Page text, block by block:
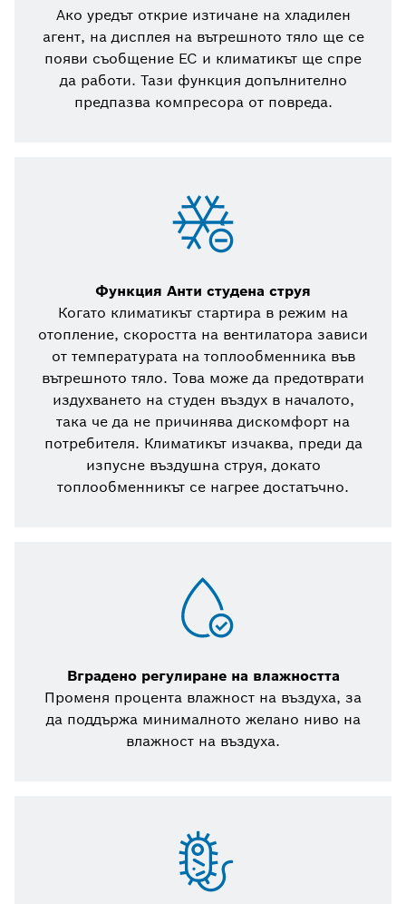
Ако уредът открие изтичане на хладилен
агент, на дисплея на вътрешното тяло ще се
появи съобщение EC и климатикът ще спре
да работи. Тази функция допълнително
предпазва компресора от повреда.
Функция Анти студена струя
Когато климатикът стартира в режим на
отопление, скоростта на вентилатора зависи
от температурата на топлообменника във
вътрешното тяло. Това може да предотврати
издухването на студен въздух в началото,
така че да не причинява дискомфорт на
потребителя. Климатикът изчаква, преди да
изпусне въздушна струя, докато
топлообменникът се нагрее достатъчно.
Вградено регулиране на влажността
Променя процента влажност на въздуха, за
да поддържа минималното желано ниво на
влажност на въздуха.